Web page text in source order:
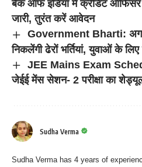
बैंक ऑफ इंडिया में क्रेडिट ऑफिसर
जारी, तुरंत करें आवेदन
Government Bharti: अगले
निकलेंगी ढेरों भर्तियां, युवाओं के लिए
JEE Mains Exam
जेईई मेंस सेशन- 2 परीक्षा का
Sudha Verma
Sudha Verma has 4 years of